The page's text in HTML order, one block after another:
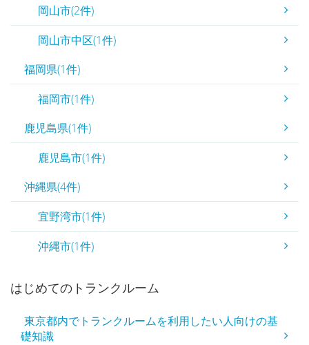
岡山市(2件)
岡山市中区(1件)
福岡県(1件)
福岡市(1件)
鹿児島県(1件)
鹿児島市(1件)
沖縄県(4件)
宜野湾市(1件)
沖縄市(1件)
はじめてのトランクルーム
東京都内でトランクルームを利用したい人向けの基
礎知識